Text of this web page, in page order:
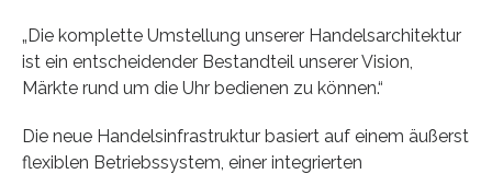
„Die komplette Umstellung unserer Handelsarchitektur
ist ein entscheidender Bestandteil unserer Vision,
Märkte rund um die Uhr bedienen zu können.“
Die neue Handelsinfrastruktur basiert auf einem äußerst
flexiblen Betriebssystem, einer integrierten